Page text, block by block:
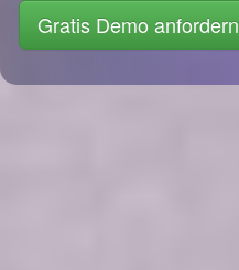
Gratis Demo anfordern